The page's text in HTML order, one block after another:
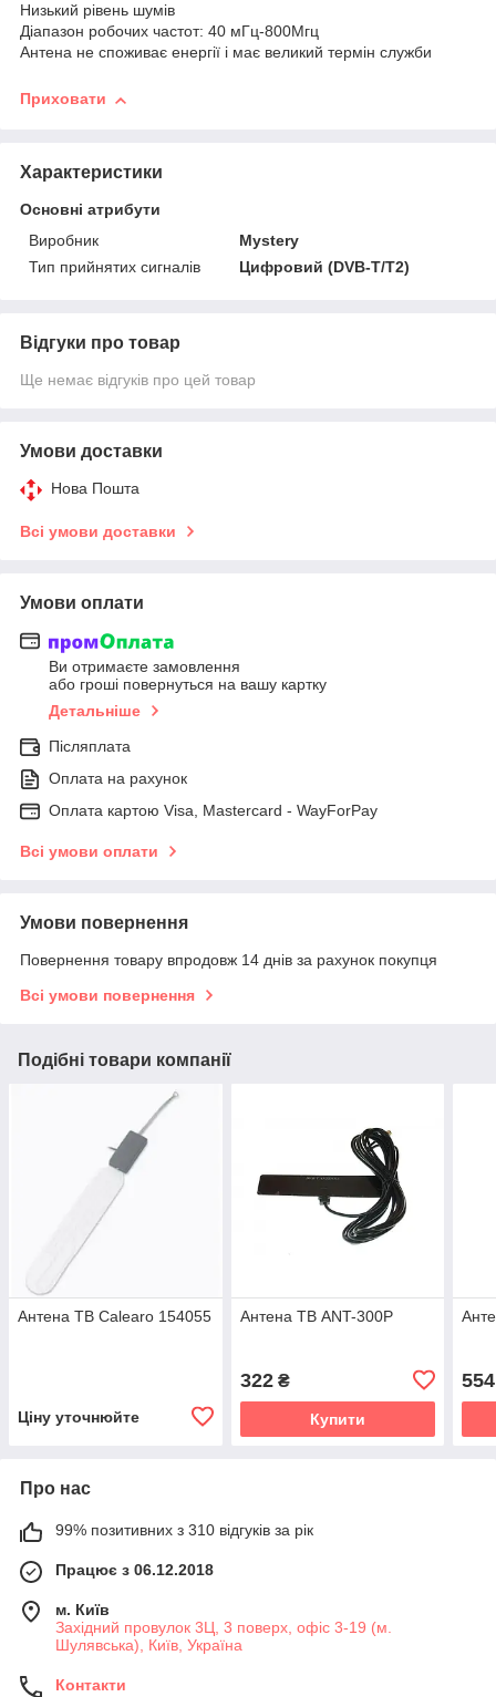
Низький рівень шумів
Діапазон робочих частот: 40 мГц-800Мгц
Антена не споживає енергії і має великий термін служби
Приховати
Характеристики
Основні атрибути
Виробник
Mystery
Тип прийнятих сигналів
Цифровий (DVB-T/T2)
Відгуки про товар
Ще немає відгуків про цей товар
Умови доставки
Нова Пошта
Всі умови доставки
Умови оплати
Ви отримаєте замовлення
або гроші повернуться на вашу картку
Детальніше
Післяплата
Оплата на рахунок
Оплата картою Visa, Mastercard - WayForPay
Всі умови оплати
Умови повернення
Повернення товару впродовж 14 днів за рахунок покупця
Всі умови повернення
Подібні товари компанії
Антена ТВ Calearo 154055
Ціну уточнюйте
Антена ТВ ANT-300P
322₴
Купити
554
Про нас
99% позитивних з 310 відгуків за рік
Працює з 06.12.2018
м. Київ
Західний провулок 3Ц, 3 поверх, офіс 3-19 (м.
Шулявська), Київ, Україна
Контакти